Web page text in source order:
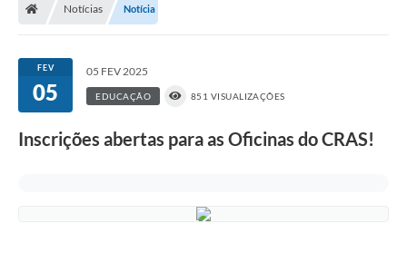
Notícias Notícia
FEV
05
05 FEV 2025
EDUCAÇÃO 851 VISUALIZAÇÕES
Inscrições abertas para as Oficinas do CRAS!